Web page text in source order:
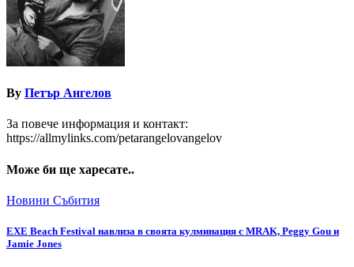
By Петър Ангелов
За повече информация и контакт:
https://allmylinks.com/petarangelovangelov
Може би ще харесате..
Новини Събития
EXE Beach Festival навлиза в своята кулминация с MRAK, Peggy Gou и
Jamie Jones